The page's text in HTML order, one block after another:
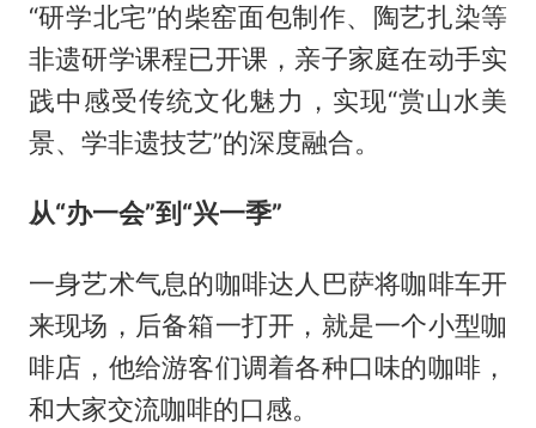
“研学北宅”的柴窑面包制作、陶艺扎染等
非遗研学课程已开课，亲子家庭在动手实
践中感受传统文化魅力，实现“赏山水美
景、学非遗技艺”的深度融合。
从“办一会”到“兴一季”
一身艺术气息的咖啡达人巴萨将咖啡车开
来现场，后备箱一打开，就是一个小型咖
啡店，他给游客们调着各种口味的咖啡，
和大家交流咖啡的口感。